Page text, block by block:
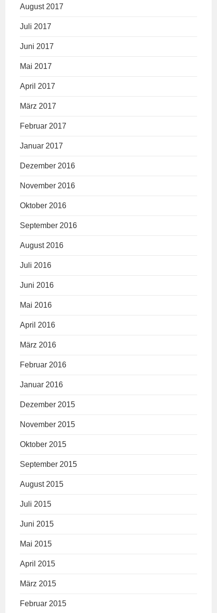
August 2017
Juli 2017
Juni 2017
Mai 2017
April 2017
März 2017
Februar 2017
Januar 2017
Dezember 2016
November 2016
Oktober 2016
September 2016
August 2016
Juli 2016
Juni 2016
Mai 2016
April 2016
März 2016
Februar 2016
Januar 2016
Dezember 2015
November 2015
Oktober 2015
September 2015
August 2015
Juli 2015
Juni 2015
Mai 2015
April 2015
März 2015
Februar 2015